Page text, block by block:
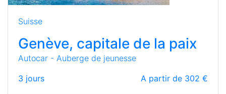
Suisse
Genève, capitale de la paix
Autocar - Auberge de jeunesse
3 jours A partir de 302 €